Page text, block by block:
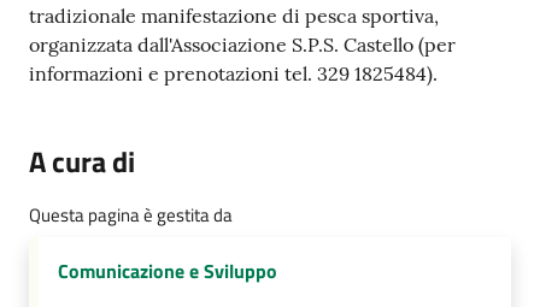
tradizionale manifestazione di pesca sportiva,
organizzata dall'Associazione S.P.S. Castello (per
informazioni e prenotazioni tel. 329 1825484).
A cura di
Questa pagina è gestita da
Comunicazione e Sviluppo